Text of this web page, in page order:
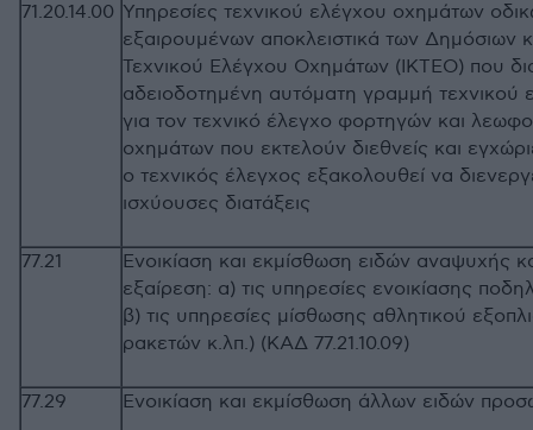
71.20.14.00 Υπηρεσίες τεχνικού ελέγχου οχημάτων
εξαιρουμένων αποκλειστικά των Δημόσιων
Τεχνικού Ελέγχου Οχημάτων (ΙΚΤΕΟ) που
αδειοδοτημένη αυτόματη γραμμή
για τον τεχνικό έλεγχο φορτηγών και
οχημάτων που εκτελούν διεθνείς και
ο τεχνικός έλεγχος εξακολουθεί να
ισχύουσες διατάξεις
77.21
Ενοικίαση και εκμίσθωση ειδών αναψυχής
εξαίρεση: α) τις υπηρεσίες ενοικίασης
β) τις υπηρεσίες μίσθωσης αθλητικού
ρακετών κ.λπ.) (ΚΑΔ 77.21.10.09)
77.29 Ενοικίαση και εκμίσθωση άλλων ειδών